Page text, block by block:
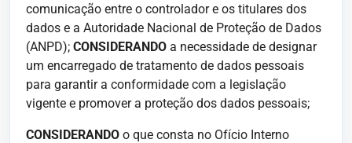
comunicação entre o controlador e os titulares dos
dados e a Autoridade Nacional de Proteção de Dados
(ANPD); CONSIDERANDO a necessidade de designar
um encarregado de tratamento de dados pessoais
para garantir a conformidade com a legislação
vigente e promover a proteção dos dados pessoais;
CONSIDERANDO o que consta no Ofício Interno